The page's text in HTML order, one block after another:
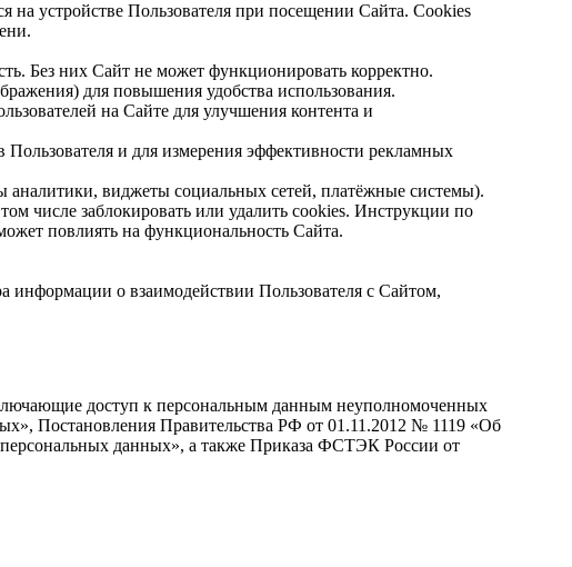
устройстве Пользователя при посещении Сайта. Cookies
Без них Сайт не может функционировать корректно.
для повышения удобства использования.
на Сайте для улучшения контента и
и для измерения эффективности рекламных
виджеты социальных сетей, платёжные системы).
числе заблокировать или удалить cookies. Инструкции по
повлиять на функциональность Сайта.
информации о взаимодействии Пользователя с Сайтом,
доступ к персональным данным неуполномоченных
Постановления Правительства РФ от 01.11.2012 № 1119 «Об
данных», а также Приказа ФСТЭК России от